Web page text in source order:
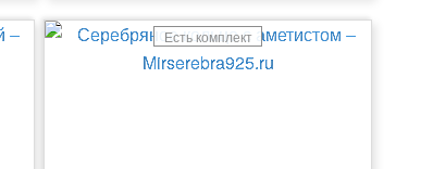
Есть комплект